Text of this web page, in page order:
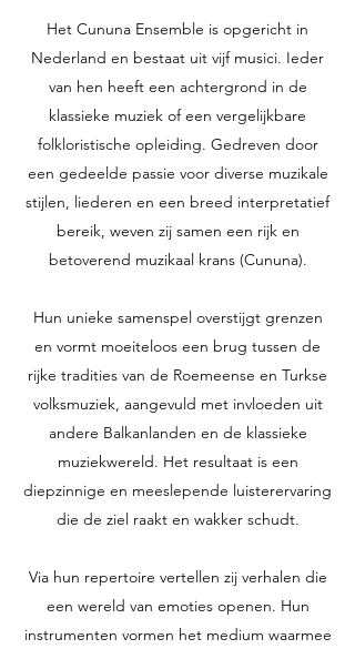
Het Cununa Ensemble is opgericht in
Nederland en bestaat uit vijf musici. Ieder
van hen heeft een achtergrond in de
klassieke muziek of een vergelijkbare
folkloristische opleiding. Gedreven door
een gedeelde passie voor diverse muzikale
stijlen, liederen en een breed interpretatief
bereik, weven zij samen een rijk en
betoverend muzikaal krans (Cununa).
Hun unieke samenspel overstijgt grenzen
en vormt moeiteloos een brug tussen de
rijke tradities van de Roemeense en Turkse
volksmuziek, aangevuld met invloeden uit
andere Balkanlanden en de klassieke
muziekwereld. Het resultaat is een
diepzinnige en meeslepende luisterervaring
die de ziel raakt en wakker schudt.
Via hun repertoire vertellen zij verhalen die
een wereld van emoties openen. Hun
instrumenten vormen het medium waarmee